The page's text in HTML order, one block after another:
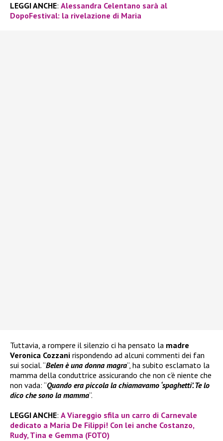
LEGGI ANCHE: Alessandra Celentano sarà al
DopoFestival: la rivelazione di Maria
Tuttavia, a rompere il silenzio ci ha pensato la madre
Veronica Cozzani rispondendo ad alcuni commenti dei fan
sui social. “Belen è una donna magra“, ha subito esclamato la
mamma della conduttrice assicurando che non c’è niente che
non vada: “Quando era piccola la chiamavamo ‘spaghetti’. Te lo
dico che sono la mamma“.
LEGGI ANCHE: A Viareggio sfila un carro di Carnevale
dedicato a Maria De Filippi! Con lei anche Costanzo,
Rudy, Tina e Gemma (FOTO)